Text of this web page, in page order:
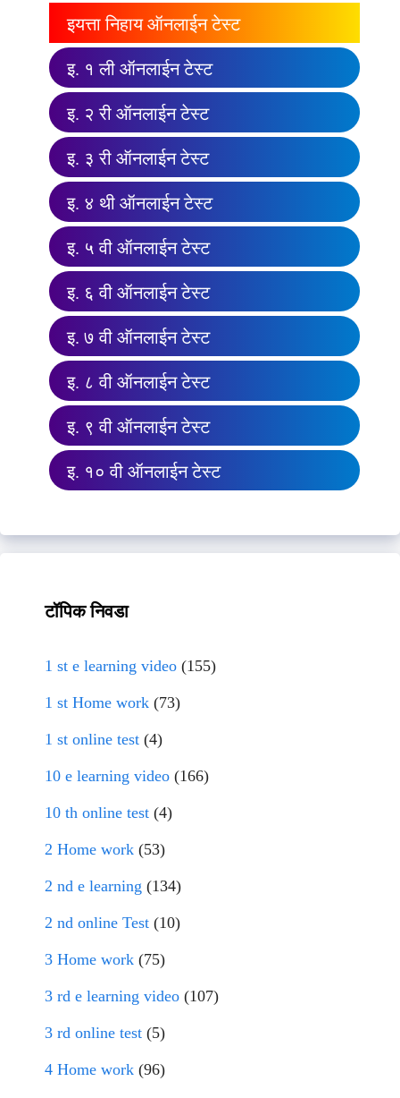
इयत्ता निहाय ऑनलाईन टेस्ट
इ. १ ली ऑनलाईन टेस्ट
इ. २ री ऑनलाईन टेस्ट
इ. ३ री ऑनलाईन टेस्ट
इ. ४ थी ऑनलाईन टेस्ट
इ. ५ वी ऑनलाईन टेस्ट
इ. ६ वी ऑनलाईन टेस्ट
इ. ७ वी ऑनलाईन टेस्ट
इ. ८ वी ऑनलाईन टेस्ट
इ. ९ वी ऑनलाईन टेस्ट
इ. १० वी ऑनलाईन टेस्ट
टॉपिक निवडा
1 st e learning video (155)
1 st Home work (73)
1 st online test (4)
10 e learning video (166)
10 th online test (4)
2 Home work (53)
2 nd e learning (134)
2 nd online Test (10)
3 Home work (75)
3 rd e learning video (107)
3 rd online test (5)
4 Home work (96)